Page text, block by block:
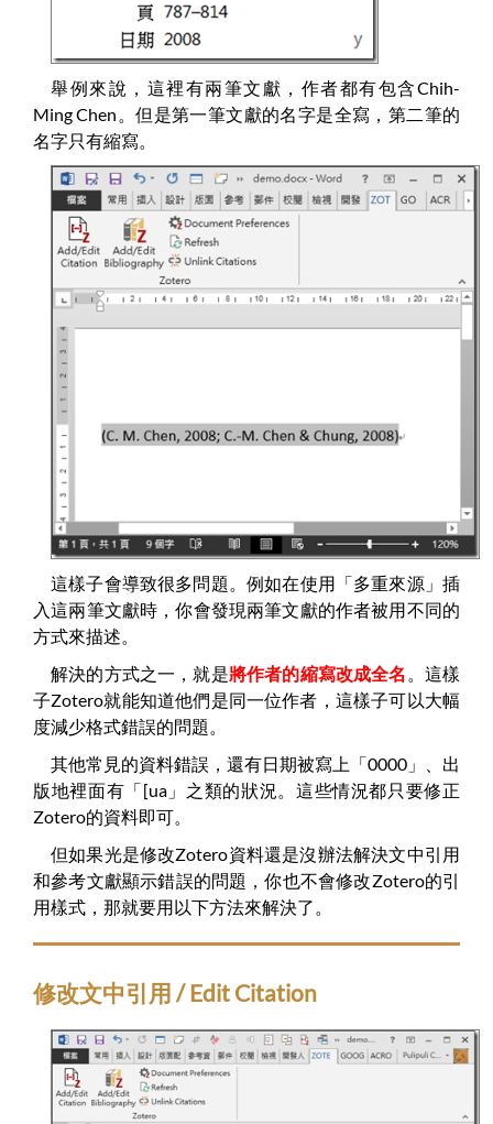
舉例來說，這裡有兩筆文獻，作者都有包含Chih-
Ming Chen。但是第一筆文獻的名字是全寫，第二筆的
名字只有縮寫。
這樣子會導致很多問題。例如在使用「多重來源」插
入這兩筆文獻時，你會發現兩筆文獻的作者被用不同的
方式來描述。
解決的方式之一，就是將作者的縮寫改成全名
。這樣
子Zotero就能知道他們是同一位作者，這樣子可以大幅
度減少格式錯誤的問題。
其他常見的資料錯誤，還有日期被寫上「0000」、出
版地裡面有「[ua」之類的狀況。這些情況都只要修正
Zotero的資料即可。
但如果光是修改Zotero資料還是沒辦法解決文中引用
和參考文獻顯示錯誤的問題，你也不會修改Zotero的引
用樣式，那就要用以下方法來解決了。
修改文中引用 / Edit Citation